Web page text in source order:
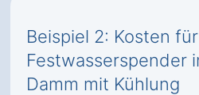
Beispiel 2: Kosten
Festwasserspender
Damm mit Kühlung